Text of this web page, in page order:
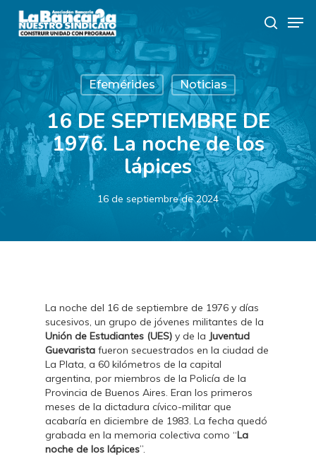
main
search
Efemérides Noticias
16 DE SEPTIEMBRE DE
1976. La noche de los
lápices
16 de septiembre de 2024
La noche del 16 de septiembre de 1976 y días
sucesivos, un grupo de jóvenes militantes de la
Unión de Estudiantes (UES) y de la Juventud
Guevarista fueron secuestrados en la ciudad de
La Plata, a 60 kilómetros de la capital
argentina, por miembros de la Policía de la
Provincia de Buenos Aires. Eran los primeros
meses de la dictadura cívico-militar que
acabaría en diciembre de 1983. La fecha quedó
grabada en la memoria colectiva como “La
noche de los lápices”.